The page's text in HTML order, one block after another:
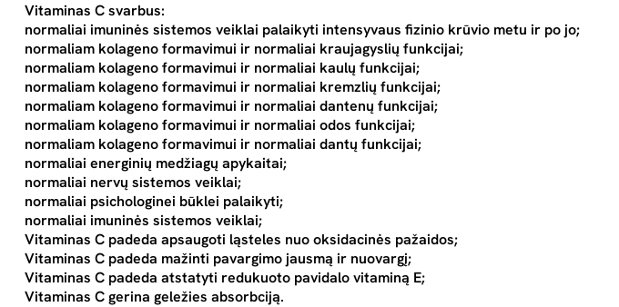
Vitaminas C svarbus:
normaliai imuninės sistemos veiklai palaikyti intensyvaus fizinio krūvio metu ir po jo;
normaliam kolageno formavimui ir normaliai kraujagyslių funkcijai;
normaliam kolageno formavimui ir normaliai kaulų funkcijai;
normaliam kolageno formavimui ir normaliai kremzlių funkcijai;
normaliam kolageno formavimui ir normaliai dantenų funkcijai;
normaliam kolageno formavimui ir normaliai odos funkcijai;
normaliam kolageno formavimui ir normaliai dantų funkcijai;
normaliai energinių medžiagų apykaitai;
normaliai nervų sistemos veiklai;
normaliai psichologinei būklei palaikyti;
normaliai imuninės sistemos veiklai;
Vitaminas C padeda apsaugoti ląsteles nuo oksidacinės pažaidos;
Vitaminas C padeda mažinti pavargimo jausmą ir nuovargį;
Vitaminas C padeda atstatyti redukuoto pavidalo vitaminą E;
Vitaminas C gerina geležies absorbciją.